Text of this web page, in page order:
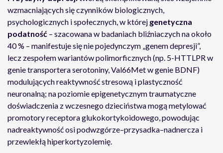
wzmacniających się czynników biologicznych,
psychologicznych i społecznych, w której genetyczna
podatność – szacowana w badaniach bliźniaczych na około
40 % – manifestuje się nie pojedynczym „genem depresji”,
lecz zespołem wariantów polimorficznych (np. 5-HTTLPR w
genie transportera serotoniny, Val66Met w genie BDNF)
modulujących reaktywność stresową i plastyczność
neuronalną; na poziomie epigenetycznym traumatyczne
doświadczenia z wczesnego dzieciństwa mogą metylować
promotory receptora glukokortykoidowego, powodując
nadreaktywność osi podwzgórze–przysadka–nadnercza i
przewlekłą hiperkortyzolemię.